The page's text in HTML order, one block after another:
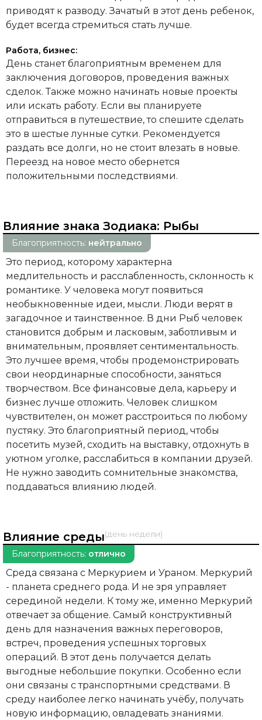
приводят к разводу. Зачатый в этот день ребенок,
будет всегда стремиться стать лучше.
Работа, бизнес:
День станет благоприятным временем для
заключения договоров, проведения важных
сделок. Также можно начинать новые проекты
или искать работу. Если вы планируете
отправиться в путешествие, то спешите сделать
это в шестые лунные сутки. Рекомендуется
раздать все долги, но не стоит влезать в новые.
Переезд на новое место обернется
положительными последствиями.
Влияние знака Зодиака: Рыбы
Благоприятность: нейтрально
Это период, которому характерна
медлительность и расслабленность, склонность к
романтике. У человека могут появиться
необыкновенные идеи, мысли. Люди верят в
загадочное и таинственное. В дни Рыб человек
становится добрым и ласковым, заботливым и
внимательным, проявляет сентиментальность.
Это лучшее время, чтобы продемонстрировать
свои неординарные способности, заняться
творчеством. Все финансовые дела, карьеру и
бизнес лучше отложить. Человек слишком
чувствителен, он может расстроиться по любому
пустяку. Это благоприятный период, чтобы
посетить музей, сходить на выставку, отдохнуть в
уютном уголке, расслабиться в компании друзей.
Не нужно заводить сомнительные знакомства,
поддаваться влиянию людей.
Влияние среды(день недели)
Благоприятность: отлично
Среда связана с Меркурием и Ураном. Меркурий
- планета среднего рода. И не зря управляет
серединой недели. К тому же, именно Меркурий
отвечает за общение. Самый конструктивный
день для назначения важных переговоров,
встреч, проведения успешных торговых
операций. В этот день получается делать
выгодные небольшие покупки. Особенно если
они связаны с транспортными средствами. В
среду наиболее легко начинать учёбу, получать
новую информацию, овладевать знаниями.